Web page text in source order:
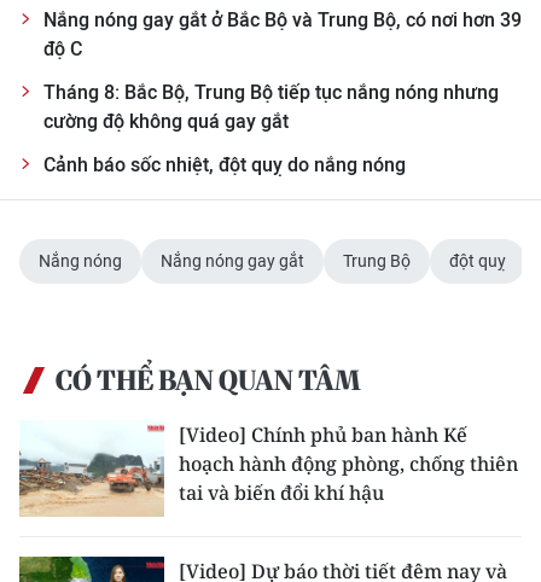
Nắng nóng gay gắt ở Bắc Bộ và Trung Bộ, có nơi hơn 39
độ C
Tháng 8: Bắc Bộ, Trung Bộ tiếp tục nắng nóng nhưng
cường độ không quá gay gắt
Cảnh báo sốc nhiệt, đột quỵ do nắng nóng
Nắng nóng Nắng nóng gay gắt Trung Bộ đột quỵ
CÓ THỂ BẠN QUAN TÂM
[Video] Chính phủ ban hành Kế
hoạch hành động phòng, chống thiên
tai và biến đổi khí hậu
[Video] Dự báo thời tiết đêm nay và